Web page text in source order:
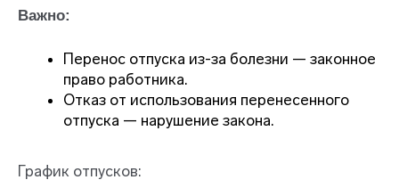
Важно:
Перенос отпуска из-за болезни — законное
право работника.
Отказ от использования перенесенного
отпуска — нарушение закона.
График отпусков: